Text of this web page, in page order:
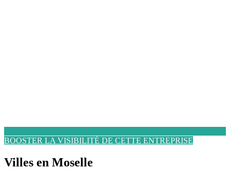
BOOSTER LA VISIBILITÉ DE CETTE ENTREPRISE
Villes en Moselle